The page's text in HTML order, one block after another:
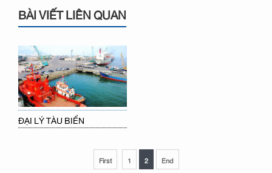
BÀI VIẾT LIÊN QUAN
ĐẠI LÝ TÀU BIỂN
First 1 2 End